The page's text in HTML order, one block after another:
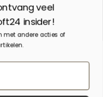
veel
insider!
met andere acties of